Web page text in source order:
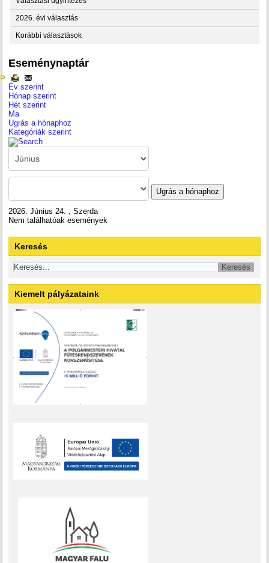
2026. évi választás
Korábbi választások
Eseménynaptár
Év szerint
Hónap szerint
Hét szerint
Ma
Ugrás a hónaphoz
Kategóriák szerint
Ugrás a hónaphoz
2026. Június 24. , Szerda
Nem találhatóak események
Keresés
Kiemelt pályázataink